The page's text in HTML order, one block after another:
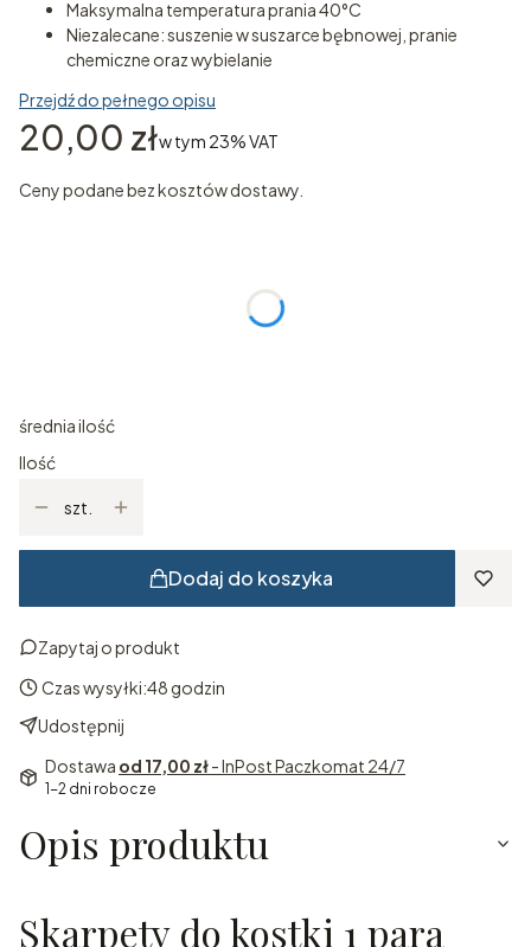
Maksymalna temperatura prania 40°C
Niezalecane: suszenie w suszarce bębnowej, pranie
chemiczne oraz wybielanie
Przejdź do pełnego opisu
Cena
20,00 złw tym 23% VAT
w tym 23%VAT
Ceny podane bez kosztów dostawy.
średnia ilość
Ilość
szt.
Dodaj do koszyka
Zapytaj o produkt
Czas wysyłki:48 godzin
Udostępnij
Dostawa od 17,00 zł- InPost Paczkomat 24/7
1-2 dni robocze
Opis produktu
Skarpety do kostki 1 para